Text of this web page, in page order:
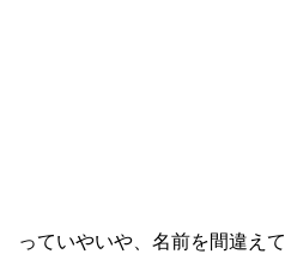
っていやいや、名前を間違えて